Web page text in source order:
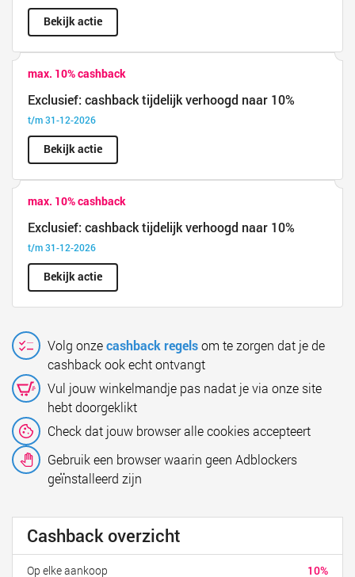
Bekijk actie
max. 10% cashback
Exclusief: cashback tijdelijk verhoogd naar 10%
t/m 31-12-2026
Bekijk actie
max. 10% cashback
Exclusief: cashback tijdelijk verhoogd naar 10%
t/m 31-12-2026
Bekijk actie
Volg onzecashback regelsom te zorgen dat je de
cashback ook echt ontvangt
Vul jouw winkelmandje pas nadat je via onze site
hebt doorgeklikt
Check dat jouw browser alle cookies accepteert
Gebruik een browser waarin geen Adblockers
geïnstalleerd zijn
Cashback overzicht
10%
Op elke aankoop